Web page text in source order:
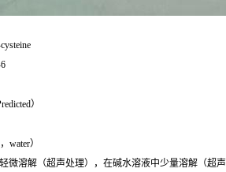
）
water）
微溶解（超声处理），在碱水溶液中少量溶解（超